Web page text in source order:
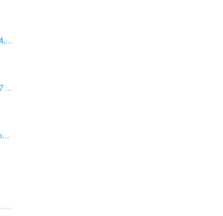
Виброхвост Frapp Funky Shad 4,5" цв. PAL #08
Keitech Swing Impact 3" PAL #07 Motor Oil Red Flake
Виброхвост Frapp Hustle Minnow 4" цв. PAL #15